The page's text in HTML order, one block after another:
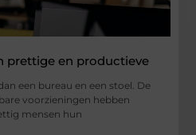
prettige en productieve
een bureau en een stoel. De
voorzieningen hebben
mensen hun